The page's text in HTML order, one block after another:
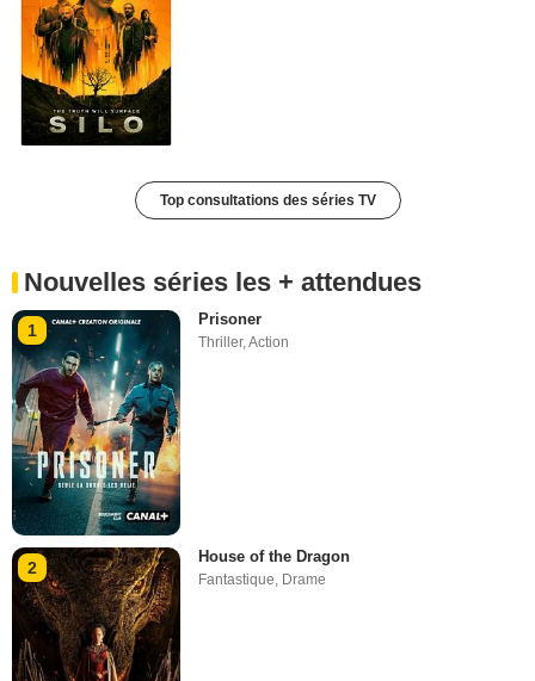
Top consultations des séries TV
Nouvelles séries les + attendues
1
Prisoner
Thriller,Action
2
House of the Dragon
Fantastique Drame